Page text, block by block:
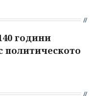
години
политическото